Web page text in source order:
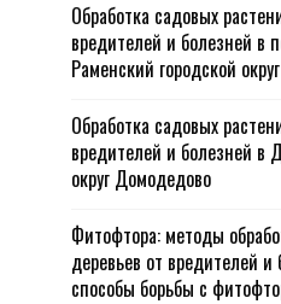
Обработка садовых
вредителей и болезней в
Раменский городской округ
Обработка садовых
вредителей и болезней в
округ Домодедово
Фитофтора: методы
деревьев от вредителей
способы борьбы с